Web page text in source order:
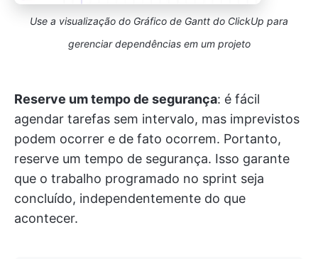
Use a visualização do Gráfico de Gantt do ClickUp para
gerenciar dependências em um projeto
Reserve um tempo de segurança: é fácil
agendar tarefas sem intervalo, mas imprevistos
podem ocorrer e de fato ocorrem. Portanto,
reserve um tempo de segurança. Isso garante
que o trabalho programado no sprint seja
concluído, independentemente do que
acontecer.